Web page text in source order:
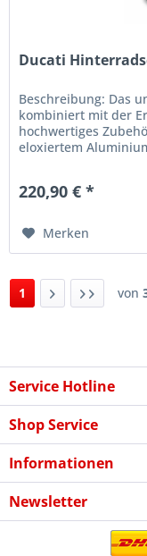
Ducati
Beschreibung: Das
kombiniert mit der
hochwertiges
eloxiertem
220,90 € *
Merken
1 von
Service Hotline
Shop Service
Informationen
Newsletter